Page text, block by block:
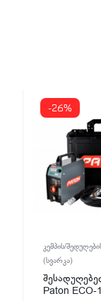
-26%
კემპის/
(სვარკა)
Paton ECO-